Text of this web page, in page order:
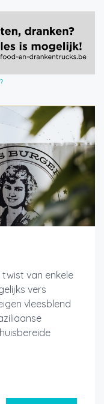
van enkele
vers
vleesblend